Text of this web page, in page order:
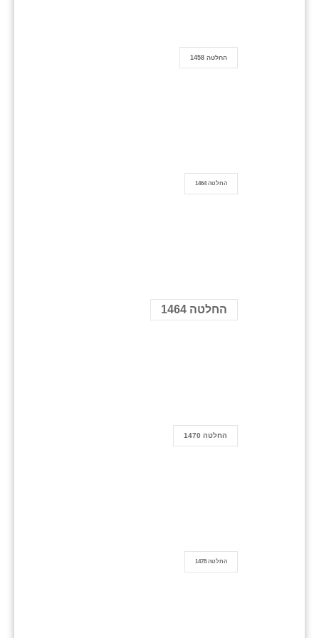
החלטה 1458
החלטה 1464
החלטה 1464
החלטה 1470
החלטה 1478